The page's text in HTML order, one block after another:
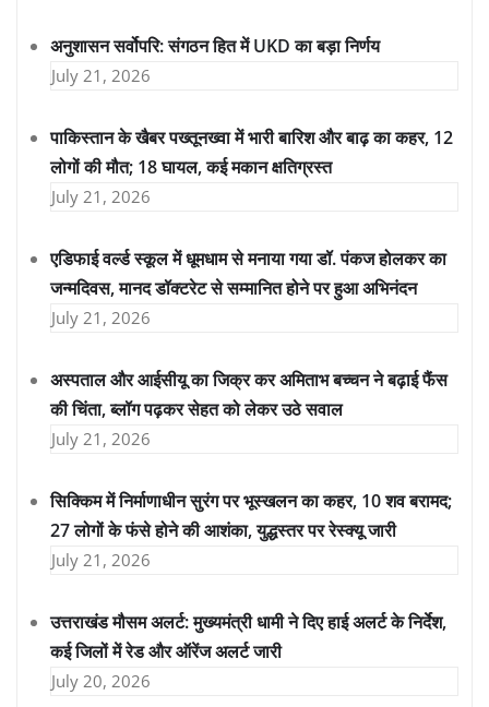
अनुशासन सर्वोपरि: संगठन हित में UKD का बड़ा निर्णय
July 21, 2026
पाकिस्तान के खैबर पख्तूनख्वा में भारी बारिश और बाढ़ का कहर, 12
लोगों की मौत; 18 घायल, कई मकान क्षतिग्रस्त
July 21, 2026
एडिफाई वर्ल्ड स्कूल में धूमधाम से मनाया गया डॉ. पंकज होलकर का
जन्मदिवस, मानद डॉक्टरेट से सम्मानित होने पर हुआ अभिनंदन
July 21, 2026
अस्पताल और आईसीयू का जिक्र कर अमिताभ बच्चन ने बढ़ाई फैंस
की चिंता, ब्लॉग पढ़कर सेहत को लेकर उठे सवाल
July 21, 2026
सिक्किम में निर्माणाधीन सुरंग पर भूस्खलन का कहर, 10 शव बरामद;
27 लोगों के फंसे होने की आशंका, युद्धस्तर पर रेस्क्यू जारी
July 21, 2026
उत्तराखंड मौसम अलर्ट: मुख्यमंत्री धामी ने दिए हाई अलर्ट के निर्देश,
कई जिलों में रेड और ऑरेंज अलर्ट जारी
July 20, 2026